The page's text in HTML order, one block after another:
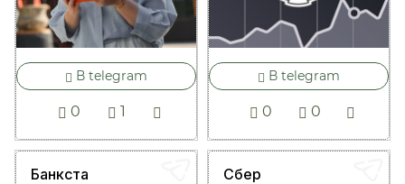
В telegram
0 1
В telegram
0 0
Банкста Сбер